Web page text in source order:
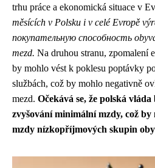
trhu práce a ekonomická situace v
měsících v Polsku i v celé Evropě
покупательную способность
mezd. Na druhou stranu, zpomalení
by mohlo vést k poklesu poptávky
službách, což by mohlo negativně
mezd. Očekává se, že polská
zvyšování minimální mzdy, což
mzdy nízkopříjmových skupin